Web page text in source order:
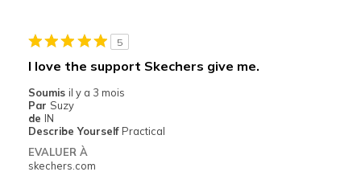
Width
Sizing
Feels true to size
View On Shoes
5
I love the support Skechers give me.
Soumis il y a 3 mois
Par Suzy
de IN
Describe Yourself Practical
EVALUER À
skechers.com